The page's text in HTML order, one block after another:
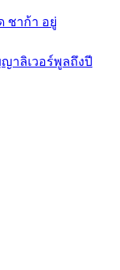
ชาก้า อยู่
ลิเวอร์พูลถึงปี